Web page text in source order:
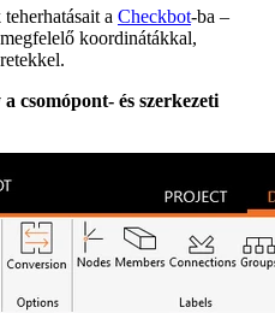
a Checkbot-ba –
koordinátákkal,
csomópont- és szerkezeti